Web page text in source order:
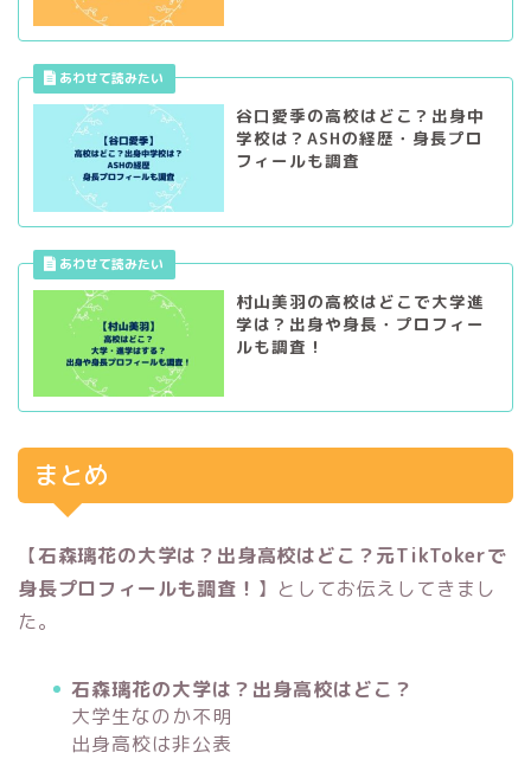
谷口愛季の高校はどこ？出身中
学校は？ASHの経歴・身長プロ
フィールも調査
村山美羽の高校はどこで大学進
学は？出身や身長・プロフィー
ルも調査！
まとめ
【石森璃花の大学は？出身高校はどこ？元TikTokerで
身長プロフィールも調査！ 】としてお伝えしてきまし
た。
石森璃花の大学は？出身高校はどこ？
大学生なのか不明
出身高校は非公表